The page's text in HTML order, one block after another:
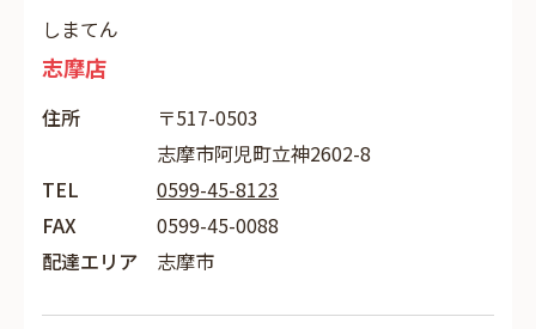
しまてん
志摩店
住所
〒517-0503
志摩市阿児町立神2602-8
TEL
0599-45-8123
FAX
0599-45-0088
配達エリア
志摩市